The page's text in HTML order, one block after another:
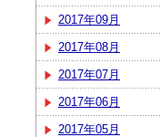
2017年09月
2017年08月
2017年07月
2017年06月
2017年05月